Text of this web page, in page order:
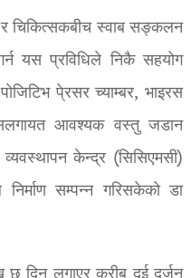
र चिकित्सकबीच स्वाब सङ्कलन
यस प्रविधिले निकै सहयोग
पे्रसर च्याम्बर, भाइरस
आवश्यक वस्तु जडान
केन्द्र (सिसिएमसी)
सम्पन्न गरिसकेको डा